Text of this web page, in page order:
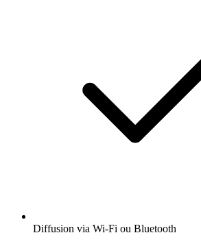
Diffusion via Wi-Fi ou Bluetooth